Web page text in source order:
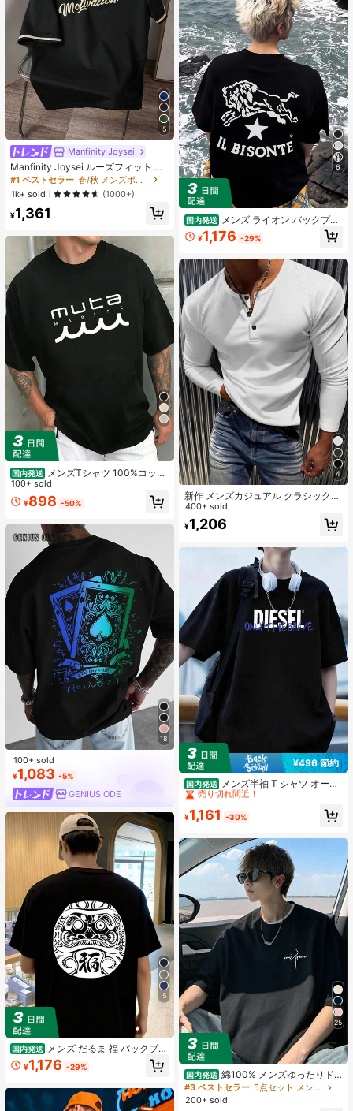
5
Manfinity Joysei
Manfinity Joysei ルーズフィット メ
ンズ レターグラフィック コントラス
トカラー ポロシャツ
#1 ベストセラー
春/秋 メンズポロシャツ
1k+ sold
(1000+)
¥1,361
国内発送
メンズTシャツ 100%コット
ン 夏の新作プリントTシャツ 男女兼
用 面白いTシャツ メンズゆったりカ
ジュアルラウンドネック半袖トップ
100+ sold
¥898 -50%
18
100+ sold
¥1,083 -5%
GENIUS ODE
5
国内発送
メンズ だるま 福 バックプリ
ント T シャツ オーバーサイズ 半袖
和風
¥1,176 -29%
6
国内発送
メンズ ライオン バックプリ
ント T シャツ オーバーサイズ 半袖
アメリカンヴィンテージ
¥1,176 -29%
4
新作 メンズカジュアル クラシック
リブ テクスチャー ヘンリーネック
軽量 多用途 長袖Tシャツ
400+ sold
¥1,206
¥496 節約
国内発送 メンズ半袖 T シャツ オーバ
ーサイズ白太字ロゴブルー筆記体英
トルーズトップス
#3 ベストセラー
抗菌 メンズTシャツ
売り切れ間近！
#3 ベストセラー
売り切れ間近！
#3 ベストセラー
売り切れ間近！
#3 ベストセラー
売り切れ間近！
¥1,161 -30%
25
国内発送 綿100% メンズゆったりド
ロップショルダー半袖Tシャツ、メン
ズTシャツ、ストリート風万能トップ
#3 ベストセラー
5点セット メンズTシャツ
200+ sold